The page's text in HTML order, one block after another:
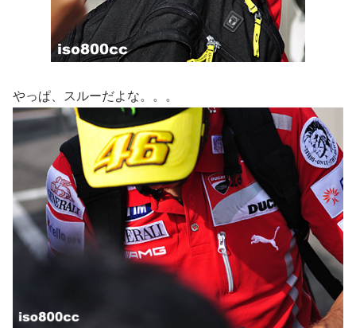
やっぱ、スルーだよな。。。